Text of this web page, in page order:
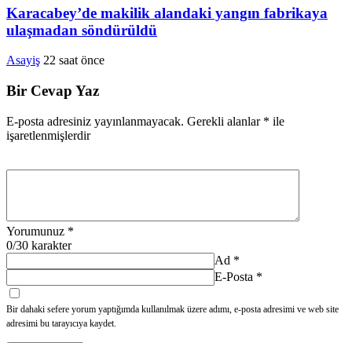
Karacabey’de makilik alandaki yangın fabrikaya
ulaşmadan söndürüldü
Asayiş 22 saat önce
Bir Cevap Yaz
E-posta adresiniz yayınlanmayacak. Gerekli alanlar * ile
işaretlenmişlerdir
Yorumunuz *
0/30 karakter
Ad *
E-Posta *
Bir dahaki sefere yorum yaptığımda kullanılmak üzere adımı, e-posta adresimi ve web site
adresimi bu tarayıcıya kaydet.